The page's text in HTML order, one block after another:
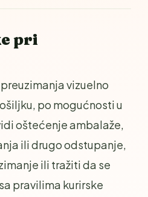
pri
vizuelno
po mogućnosti u
oštećenje ambalaže,
ili drugo odstupanje,
ili tražiti da se
pravilima kurirske